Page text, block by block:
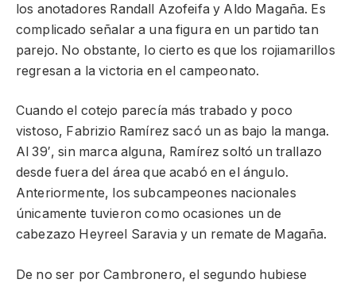
los anotadores Randall Azofeifa y Aldo Magaña. Es
complicado señalar a una figura en un partido tan
parejo. No obstante, lo cierto es que los rojiamarillos
regresan a la victoria en el campeonato.
Cuando el cotejo parecía más trabado y poco
vistoso, Fabrizio Ramírez sacó un as bajo la manga.
Al 39′, sin marca alguna, Ramírez soltó un trallazo
desde fuera del área que acabó en el ángulo.
Anteriormente, los subcampeones nacionales
únicamente tuvieron como ocasiones un de
cabezazo Heyreel Saravia y un remate de Magaña.
De no ser por Cambronero, el segundo hubiese